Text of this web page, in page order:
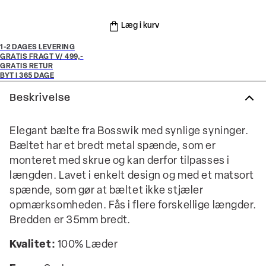
Læg i kurv
1-2 DAGES LEVERING
GRATIS FRAGT V/ 499,-
GRATIS RETUR
BYT I 365 DAGE
Beskrivelse
Elegant bælte fra Bosswik med synlige syninger.
Bæltet har et bredt metal spænde, som er
monteret med skrue og kan derfor tilpasses i
længden. Lavet i enkelt design og med et matsort
spænde, som gør at bæltet ikke stjæler
opmærksomheden. Fås i flere forskellige længder.
Bredden er 35mm bredt.
Kvalitet: 100% Læder